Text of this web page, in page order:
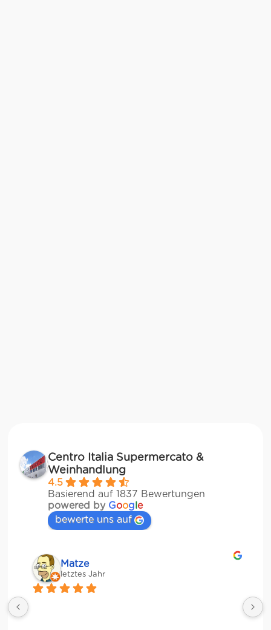
Centro Italia Supermercato &
Weinhandlung
4.5
Basierend auf 1837 Bewertungen
powered by Google
bewerte uns auf
Matze
letztes Jahr